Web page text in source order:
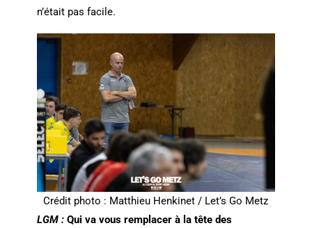
n’était pas facile.
Crédit photo : Matthieu Henkinet / Let’s Go Metz
LGM :Qui va vous remplacer à la tête des